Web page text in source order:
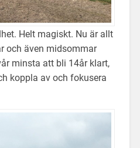
Helt magiskt. Nu är allt
och även midsommar
minsta att bli 14år klart,
koppla av och fokusera